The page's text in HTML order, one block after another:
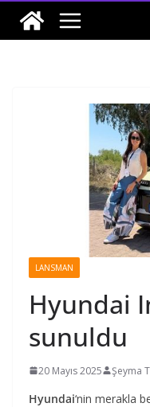
LANSMAN
Hyundai
sunuldu
20 Mayıs 2025 Şeyma
Hyundai‘nin merakla